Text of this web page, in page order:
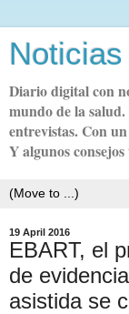
Diario digital con
mundo de la salud.
entrevistas. Con
Y algunos
19 April 2016
EBART, el
de
asistida se